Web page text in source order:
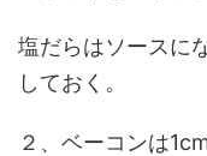
塩だらはソースに
しておく。
２、ベーコンは